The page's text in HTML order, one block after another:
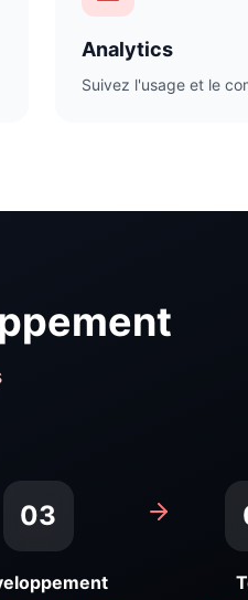
Analytics
Suivez l'usage et le
03